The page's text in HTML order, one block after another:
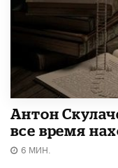
Антон
все время
6 МИН.